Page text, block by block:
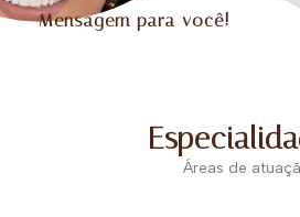
Mensagem para você!
Áreas de